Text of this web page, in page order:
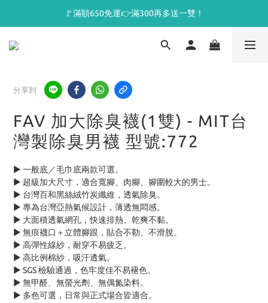
🚩滿額650免運👉滿300再多送一雙！
分享到
FAV 加大除臭襪(1雙) - MIT台
灣製除臭男襪 型號:772
► 一般底／毛巾底兩款可選。
► 超級加大尺寸，適合寬腳、肉腳、腳圍較大的男士。
► 台灣百和黑絲絨竹炭纖維，透氣除臭。
► 專為台灣亞熱氣候設計，薄透無悶感。
► 大面積透氣網孔，快速排熱、乾爽不黏。
► 無痕襪口＋立體腳跟，貼合不勒、不滑脫。
► 高彈性線紗，耐穿不易疲乏。
► 高比例棉紗，吸汗透氣。
► SGS 檢驗通過，色牢度佳不易褪色。
► 無甲醛、無螢光劑、無偶氮染料。
► 多色可選，日常與正式場合皆適合。